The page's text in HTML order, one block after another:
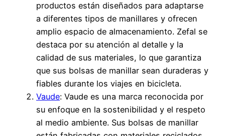
productos están diseñados para adaptarse
a diferentes tipos de manillares y ofrecen
amplio espacio de almacenamiento. Zefal se
destaca por su atención al detalle y la
calidad de sus materiales, lo que garantiza
que sus bolsas de manillar sean duraderas y
fiables durante los viajes en bicicleta.
Vaude: Vaude es una marca reconocida por
su enfoque en la sostenibilidad y el respeto
al medio ambiente. Sus bolsas de manillar